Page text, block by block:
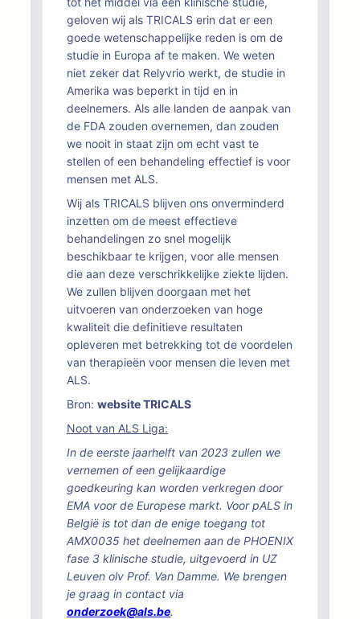
geloven wij als TRICALS erin dat er een
goede wetenschappelijke reden is om de
studie in Europa af te maken. We weten
niet zeker dat Relyvrio werkt, de studie in
Amerika was beperkt in tijd en in
deelnemers. Als alle landen de aanpak van
de FDA zouden overnemen, dan zouden
we nooit in staat zijn om echt vast te
stellen of een behandeling effectief is voor
mensen met ALS.
Wij als TRICALS blijven ons onverminderd
inzetten om de meest effectieve
behandelingen zo snel mogelijk
beschikbaar te krijgen, voor alle mensen
die aan deze verschrikkelijke ziekte lijden.
We zullen blijven doorgaan met het
uitvoeren van onderzoeken van hoge
kwaliteit die definitieve resultaten
opleveren met betrekking tot de voordelen
van therapieën voor mensen die leven met
ALS.
Bron: website TRICALS
Noot van ALS Liga:
In de eerste jaarhelft van 2023 zullen we
vernemen of een gelijkaardige
goedkeuring kan worden verkregen door
EMA voor de Europese markt. Voor pALS in
België is tot dan de enige toegang tot
AMX0035 het deelnemen aan de PHOENIX
fase 3 klinische studie, uitgevoerd in UZ
Leuven olv Prof. Van Damme. We brengen
je graag in contact via
onderzoek@als.be.